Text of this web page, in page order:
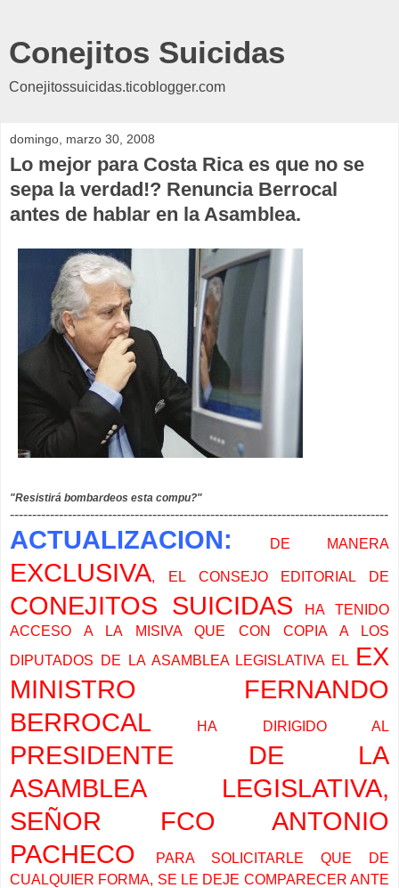
Conejitos Suicidas
Conejitossuicidas.ticoblogger.com
domingo, marzo 30, 2008
Lo mejor para Costa Rica es que no se
sepa la verdad!? Renuncia Berrocal
antes de hablar en la Asamblea.
"Resistirá bombardeos esta compu?"
-------------------------------------------------------------------------------------
ACTUALIZACION: DE MANERA
EXCLUSIVA, EL CONSEJO EDITORIAL DE
CONEJITOS SUICIDAS HA TENIDO
ACCESO A LA MISIVA QUE CON COPIA A LOS
DIPUTADOS DE LA ASAMBLEA LEGISLATIVA EL EX
MINISTRO FERNANDO
BERROCAL HA DIRIGIDO AL
PRESIDENTE DE LA
ASAMBLEA LEGISLATIVA,
SEÑOR FCO ANTONIO
PACHECO
PARA SOLICITARLE QUE DE
CUALQUIER FORMA, SE LE DEJE COMPARECER ANTE